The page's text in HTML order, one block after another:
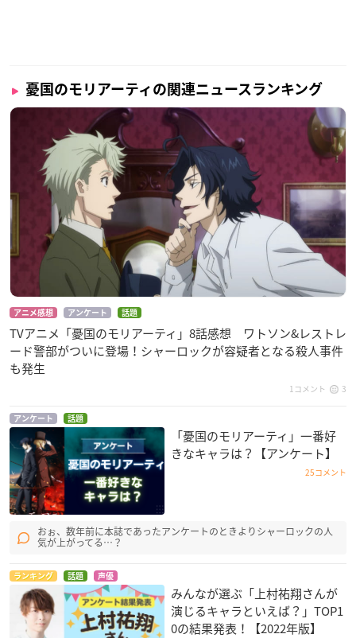
憂国のモリアーティの関連ニュースランキング
アニメ感想 アンケート 話題
TVアニメ「憂国のモリアーティ」8話感想 ワトソン&レストレ
ード警部がついに登場！シャーロックが容疑者となる殺人事件
も発生
1コメント 3
アンケート 話題
「憂国のモリアーティ」一番好
きなキャラは？【アンケート】
25コメント
おぉ、数年前に本誌であったアンケートのときよりシャーロックの人
気が上がってる…？
ランキング 話題 声優
みんなが選ぶ「上村祐翔さんが
演じるキャラといえば？」TOP1
0の結果発表！【2022年版】